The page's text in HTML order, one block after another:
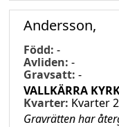
Andersson,
Född: -
Avliden: -
Gravsatt: -
VALLKÄRRA
Kvarter: Kvarter 2
Gravrätten har